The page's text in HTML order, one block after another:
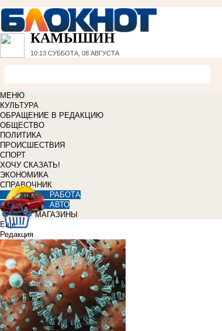
КАМЫШИН
10:13 СУББОТА, 08 АВГУСТА
МЕНЮ
КУЛЬТУРА
ОБРАЩЕНИЕ В РЕДАКЦИЮ
ОБЩЕСТВО
ПОЛИТИКА
ПРОИСШЕСТВИЯ
СПОРТ
ХОЧУ СКАЗАТЬ!
ЭКОНОМИКА
СПРАВОЧНИК
РАБОТА
АВТО
МАГАЗИНЫ
Еще
Редакция